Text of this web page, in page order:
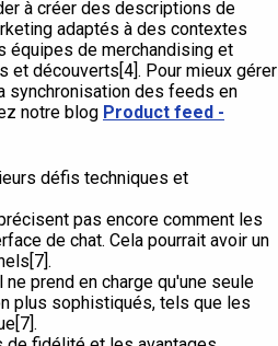
à créer des descriptions de
adaptés à des contextes
équipes de merchandising et
et découverts[4]. Pour mieux gérer
synchronisation des feeds en
notre blog Product feed -
défis techniques et
pas encore comment les
de chat. Cela pourrait avoir un
prend en charge qu'une seule
plus sophistiqués, tels que les